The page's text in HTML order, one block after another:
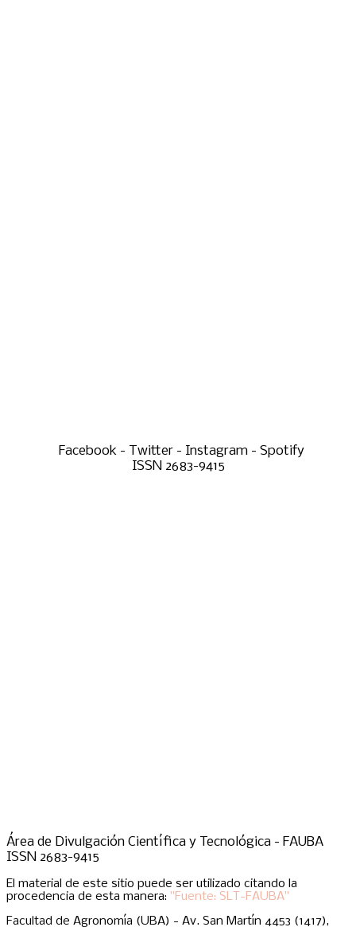
Facebook - Twitter - Instagram - Spotify
ISSN 2683-9415
Área de Divulgación Científica y Tecnológica - FAUBA
ISSN 2683-9415
El material de este sitio puede ser utilizado citando la
procedencia de esta manera: "Fuente: SLT-FAUBA"
Facultad de Agronomía (UBA) - Av. San Martín 4453 (1417),